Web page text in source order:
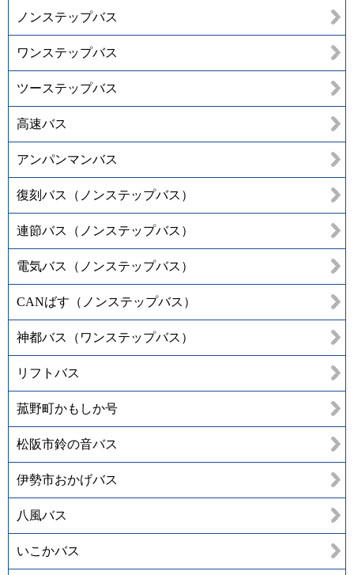
ノンステップバス
ワンステップバス
ツーステップバス
高速バス
アンパンマンバス
復刻バス（ノンステップバス）
連節バス（ノンステップバス）
電気バス（ノンステップバス）
CANばす（ノンステップバス）
神都バス（ワンステップバス）
リフトバス
菰野町かもしか号
松阪市鈴の音バス
伊勢市おかげバス
八風バス
いこかバス